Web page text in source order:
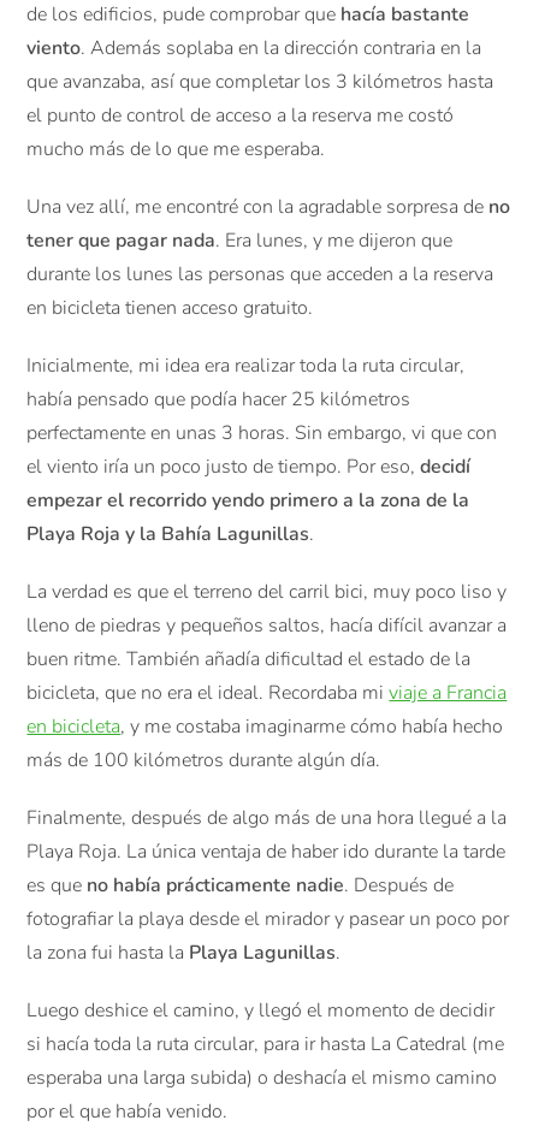
de los edificios, pude comprobar que hacía bastante
viento. Además soplaba en la dirección contraria en la
que avanzaba, así que completar los 3 kilómetros hasta
el punto de control de acceso a la reserva me costó
mucho más de lo que me esperaba.
Una vez allí, me encontré con la agradable sorpresa de no
tener que pagar nada. Era lunes, y me dijeron que
durante los lunes las personas que acceden a la reserva
en bicicleta tienen acceso gratuito.
Inicialmente, mi idea era realizar toda la ruta circular,
había pensado que podía hacer 25 kilómetros
perfectamente en unas 3 horas. Sin embargo, vi que con
el viento iría un poco justo de tiempo. Por eso,decidí
empezar el recorrido yendo primero a la zona de la
Playa Roja y la Bahía Lagunillas.
La verdad es que el terreno del carril bici, muy poco liso y
lleno de piedras y pequeños saltos, hacía difícil avanzar a
buen ritme. También añadía dificultad el estado de la
bicicleta, que no era el ideal. Recordaba miviaje a Francia
en bicicleta, y me costaba imaginarme cómo había hecho
más de 100 kilómetros durante algún día.
Finalmente, después de algo más de una hora llegué a la
Playa Roja. La única ventaja de haber ido durante la tarde
es que no había prácticamente nadie. Después de
fotografiar la playa desde el mirador y pasear un poco por
la zona fui hasta la Playa Lagunillas.
Luego deshice el camino, y llegó el momento de decidir
si hacía toda la ruta circular, para ir hasta La Catedral (me
esperaba una larga subida) o deshacía el mismo camino
por el que había venido.